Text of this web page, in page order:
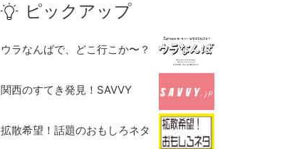
ピックアップ
ウラなんばで、どこ行こか〜？
関西のすてき発見！SAVVY
拡散希望！話題のおもしろネタ